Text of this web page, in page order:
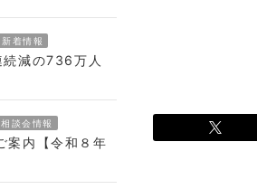
新着情報
減の736万人
相談会情報
案内【令和８年